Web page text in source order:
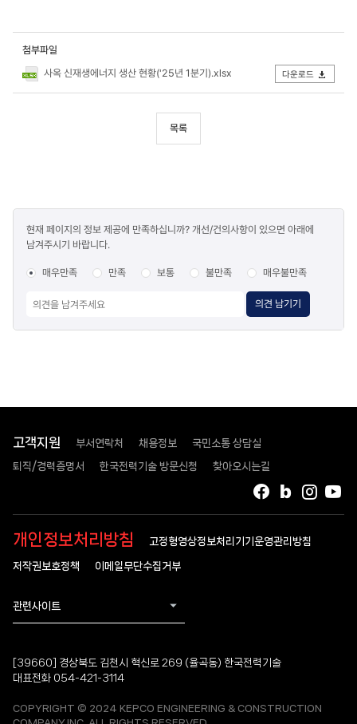
첨부파일
사옥 신재생에너지 생산 현황('25년 1분기).xlsx
다운로드
목록
만족도
조사
현재 페이지의 정보 제공에 만족하십니까? 개선/건의사항이 있으면 아래에
남겨주시기 바랍니다.
매우만족 만족 보통 불만족 매우불만족
의견 남기기
고객지원 부서연락처 채용정보 국민소통 상담실
퇴직/경력증명서 한국전력기술 방문신청 찾아오시는길
인스
블로그
페이스북
개인정보처리방침 고정형영상정보처리기기운영관리방침
저작권보호정책 이메일무단수집거부
관련사이트
[39660] 경상북도 김천시 혁신로 269 (율곡동) 한국전력기술
대표전화 054-421-3114
COPYRIGHT © 2024 KEPCO ENGINEERING & CONSTRUCTION